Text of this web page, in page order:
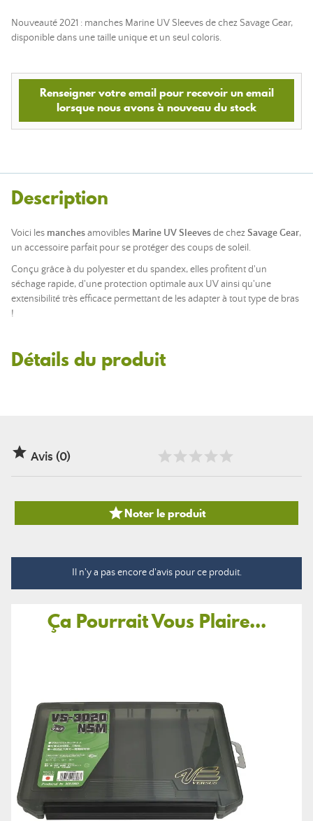
Nouveauté 2021 : manches Marine UV Sleeves de chez Savage Gear,
disponible dans une taille unique et un seul coloris.
Renseigner votre email pour recevoir un email
lorsque nous avons à nouveau du stock
Description
Voici les manchesamovibles Marine UV Sleevesde chezSavage Gear,
un accessoire parfait pour se protéger des coups de soleil.
Conçu grâce à du polyester et du spandex, elles profitent d'un
séchage rapide, d'une protection optimale aux UV ainsi qu'une
extensibilité très efficace permettant de les adapter à tout type de bras
!
Détails du produit
 Avis (0)
Noter le produit
Il n'y a pas encore d'avis pour ce produit.
Ça Pourrait Vous Plaire...